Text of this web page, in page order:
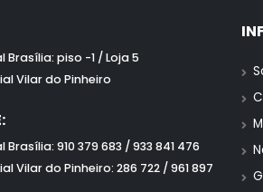
Brasília: piso -1 / Loja 5
Vilar do Pinheiro
Brasília: 910 379 683 / 933 841 476
Vilar do Pinheiro: 286 722 / 961 897